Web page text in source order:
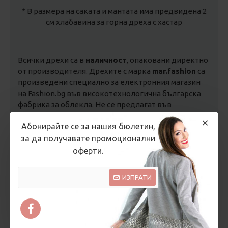
Абонирайте се за нашия бюлетин,
за да получавате промоционални
оферти.
ИЗПРАТИ
* В размера на саката и мантата има предвидена 2
см хлабавина за горна дреха с хастар
Всички дрехи са в наличност, опаковани директно
от производителя. Дрехите с марка mar.fashion са
произведени специално за електронния магазин
на Fashion.bg във високотехнологична българска
фабрика за облекла. Не се предлагат във
Цени на производител!
Срок за доставка:1-5 дни за дрехи, 2-3 дни за
завивки и възглавници с гъши и патешки пух, 5-7
продукти по поръчка .
до адрес или офис на Спиди - цена 6.00
лв. (3.07 €) за България. Безплатна доставка за
поръчки над 99.00 лв. (50.62 €)